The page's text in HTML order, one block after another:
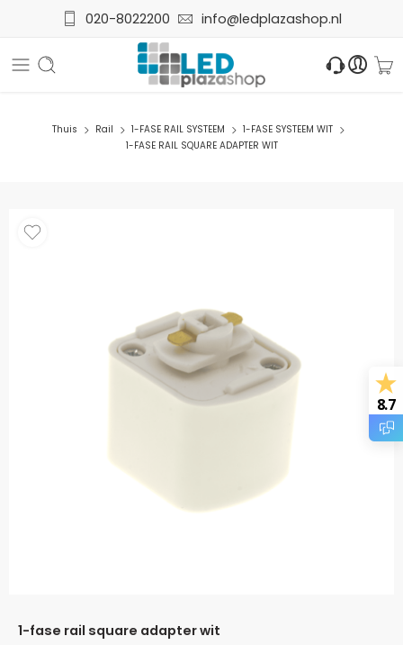
020-8022200 info@ledplazashop.nl
Thuis Rail 1-FASE RAIL SYSTEEM
1-FASE SYSTEEM WIT
1-FASE RAIL SQUARE ADAPTER WIT
1-fase rail square adapter wit
8.7